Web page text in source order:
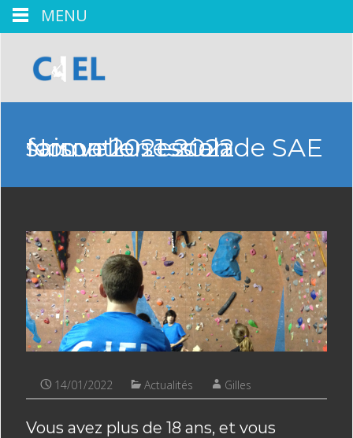
Nouvelle session formation escalade SAE saison 2021-2022
14/01/2022 Actualités Gilles
Vous avez plus de 18 ans, et vous
MENU